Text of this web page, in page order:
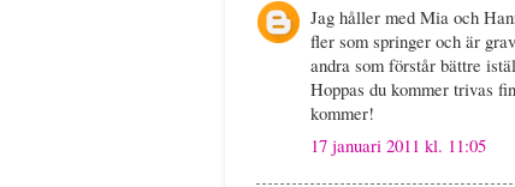
Jag håller med Mia och
fler som springer och är
andra som förstår bättre
Hoppas du kommer trivas
kommer!
17 januari 2011 kl. 11:05